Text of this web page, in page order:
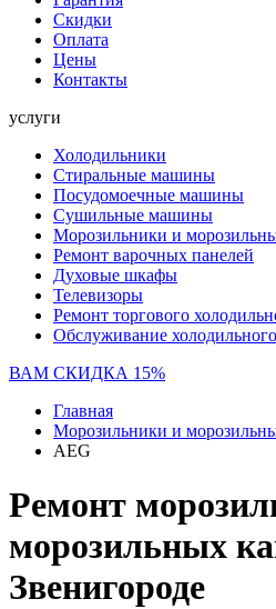
Скидки
Оплата
Цены
Контакты
услуги
Холодильники
Стиральные машины
Посудомоечные машины
Сушильные машины
Морозильники и
Ремонт варочных панелей
Духовые шкафы
Телевизоры
Ремонт торгового
Обслуживание
ВАМ СКИДКА 15%
Главная
Морозильники и
AEG
Ремонт
морозильных
Звенигороде